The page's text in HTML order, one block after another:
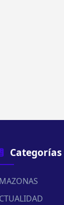
Categorías